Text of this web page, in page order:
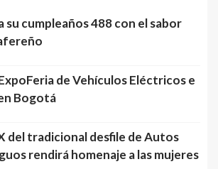
su cumpleaños 488 con el sabor
de Vehículos Eléctricos e
Bogotá
del tradicional desfile de Autos
rendirá homenaje a las mujeres